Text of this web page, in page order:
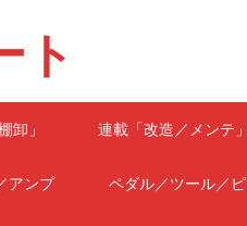
ト
卸」 連載「改造／メンテ」
アンプ ペダル／ツール／